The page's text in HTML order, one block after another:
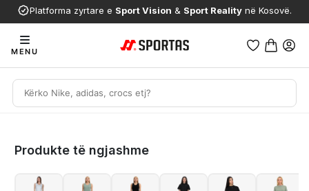
Platforma zyrtare e Sport Vision & Sport Reality në Kosovë.
MENU
Produkte të ngjashme